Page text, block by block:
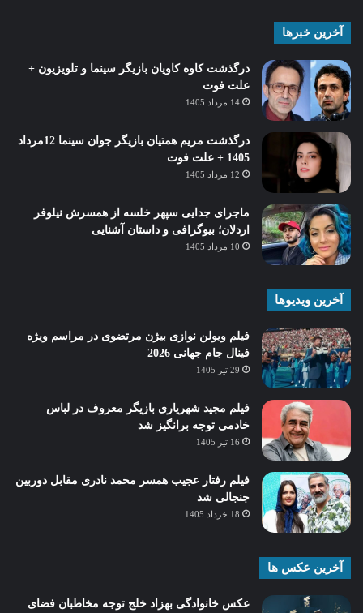
آخرین خبرها
درگذشت کاوه کاویان بازیگر سینما و تلویزیون +
علت فوت
14 مرداد 1405
درگذشت مریم همتیان بازیگر جوان سینما 12مرداد
1405 + علت فوت
12 مرداد 1405
ماجرای جدایی سپهر خلسه از همسرش نیلوفر
اردلان؛ بیوگرافی و داستان آشنایی
10 مرداد 1405
آخرین ویدیوها
فیلم ویولن نوازی بیژن مرتضوی در مراسم ویژه
فینال جام جهانی 2026
29 تیر 1405
فیلم مجید شهریاری بازیگر معروف در لباس
خادمی توجه برانگیز شد
16 تیر 1405
فیلم رفتار عجیب همسر محمد نادری مقابل دوربین
جنجالی شد
18 خرداد 1405
آخرین عکس ها
عکس خانوادگی بهزاد خلج توجه مخاطبان فضای